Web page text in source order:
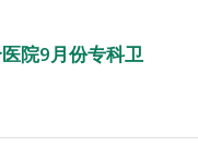
院9月份专科卫